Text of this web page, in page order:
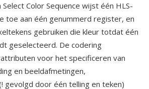
Color Sequence wijst één HLS-
toe aan één genummerd register, en
gebruiken die kleur totdat één
geselecteerd. De codering
voor het specificeren van
en beeldafmetingen,
gevolgd door één telling en teken)